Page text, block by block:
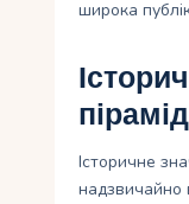
широка
Історичне
надзвичайно